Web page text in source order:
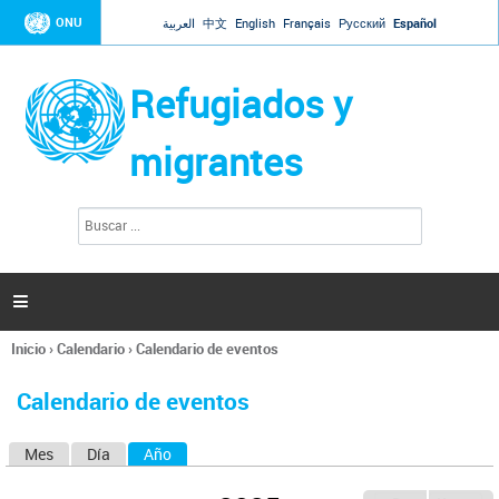
Jump to navigation
ONU العربية 中文 English Français Русский Español
Refugiados y
migrantes
l
s

Se
usted
Inicio›Calendario›Calendario de eventos
Calendario de eventos
Mes Día Año